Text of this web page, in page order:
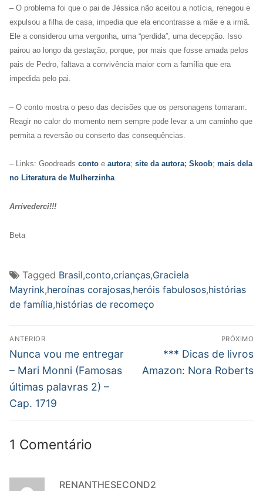
– O problema foi que o pai de Jéssica não aceitou a notícia, renegou e
expulsou a filha de casa, impedia que ela encontrasse a mãe e a irmã.
Ele a considerou uma vergonha, uma “perdida”, uma decepção. Isso
pairou ao longo da gestação, porque, por mais que fosse amada pelos
pais de Pedro, faltava a convivência maior com a família que era
impedida pelo pai.
– O conto mostra o peso das decisões que os personagens tomaram.
Reagir no calor do momento nem sempre pode levar a um caminho que
permita a reversão ou conserto das consequências.
– Links: Goodreads conto e autora; site da autora; Skoob; mais dela
no Literatura de Mulherzinha.
Arrivederci!!!
Beta
Tagged Brasil,conto,crianças,Graciela
Mayrink,heroínas corajosas,heróis fabulosos,histórias
de família,histórias de recomeço
Navegação
de
Post
ANTERIOR
Post
anterior:
Nunca vou me entregar
– Mari Monni (Famosas
últimas palavras 2) –
Cap. 1719
PRÓXIMO
Próximo
post:
*** Dicas de livros
Amazon: Nora Roberts
1 Comentário
RENANTHESECOND2